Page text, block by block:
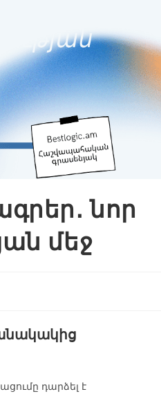
նոր
մեջ
դարձել է